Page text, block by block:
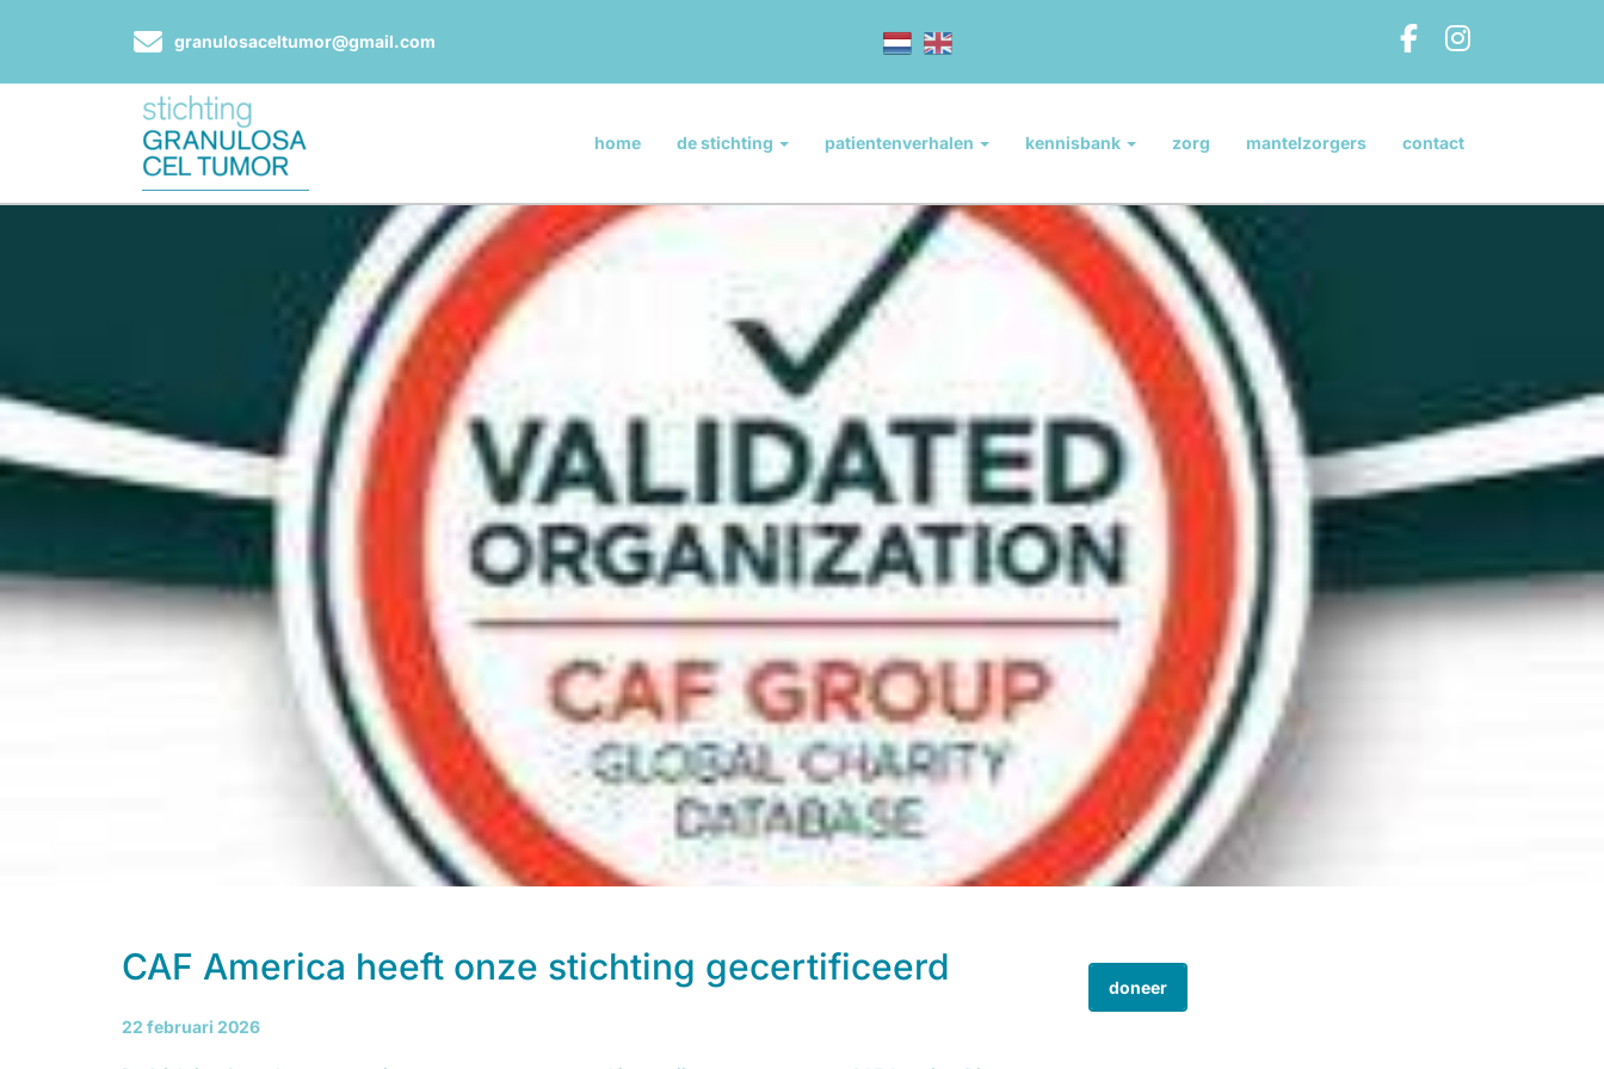
granulosaceltumor@gmail.com
home de stichting patientenverhalen kennisbank zorg mantelzorgers contact
CAF America heeft onze stichting gecertificeerd
22 februari 2026
doneer